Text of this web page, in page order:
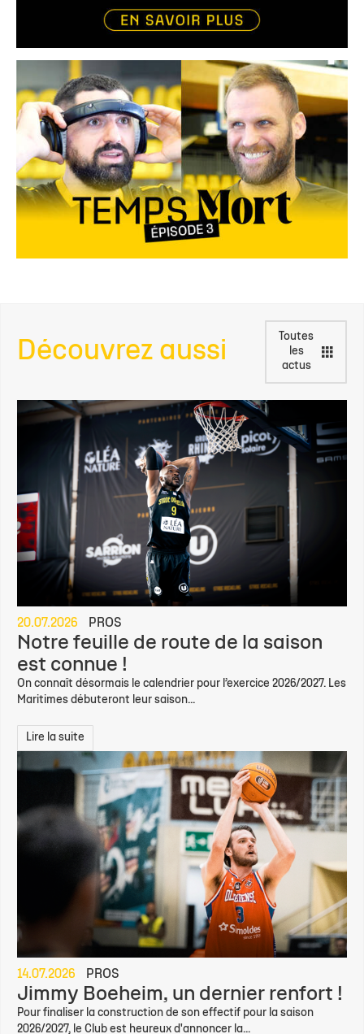
Découvrez aussi
Toutes
les
actus
20.07.2026 PROS
Notre feuille de route de la saison
est connue !
On connaît désormais le calendrier pour l’exercice 2026/2027. Les
Maritimes débuteront leur saison...
Lire la suite
14.07.2026 PROS
Jimmy Boeheim, un dernier renfort !
Pour finaliser la construction de son effectif pour la saison
2026/2027, le Club est heureux d'annoncer la...